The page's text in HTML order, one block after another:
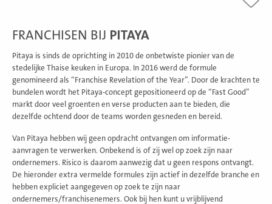
FRANCHISEN BIJ PITAYA
Pitaya is sinds de oprichting in 2010 de onbetwiste pionier van de
stedelijke Thaise keuken in Europa. In 2016 werd de formule
genomineerd als “Franchise Revelation of the Year”. Door de krachten te
bundelen wordt het Pitaya-concept gepositioneerd op de “Fast Good”
markt door veel groenten en verse producten aan te bieden, die
dezelfde ochtend door de teams worden gesneden en bereid.
Van Pitaya hebben wij geen opdracht ontvangen om informatie-
aanvragen te verwerken. Onbekend is of zij wel op zoek zijn naar
ondernemers. Risico is daarom aanwezig dat u geen respons ontvangt.
De hieronder extra vermelde formules zijn actief in dezelfde branche en
hebben expliciet aangegeven op zoek te zijn naar
ondernemers/franchisenemers. Ook bij hen kunt u vrijblijvend